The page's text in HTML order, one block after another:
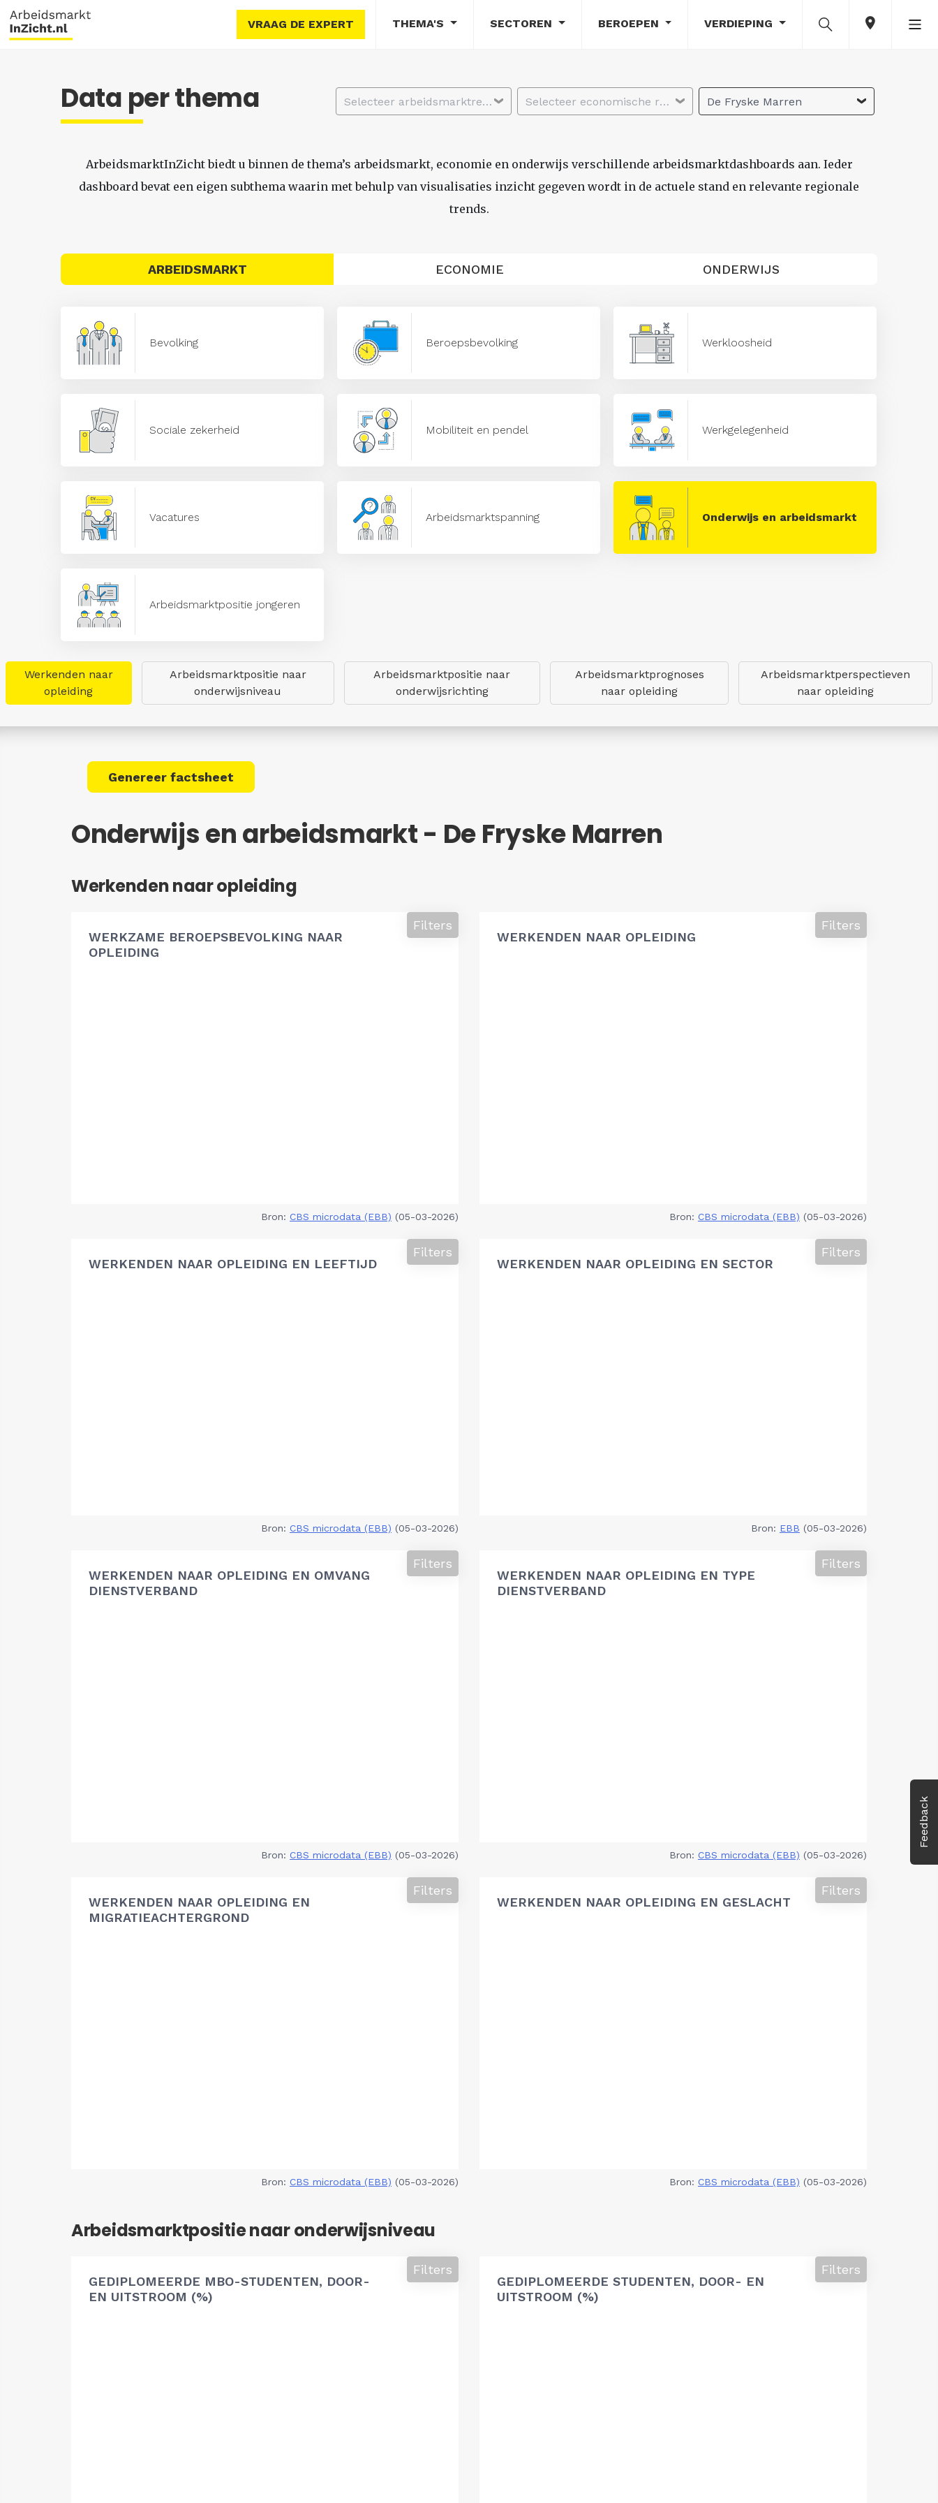
VRAAG DE EXPERT THEMA'S SECTOREN BEROEPEN VERDIEPING
Feedback
Data per thema Selecteer arbeidsmarktregio Selecteer economische regio De Fryske Marren
ArbeidsmarktInZicht biedt u binnen de thema’s arbeidsmarkt, economie en onderwijs verschillende arbeidsmarktdashboards aan. Ieder
dashboard bevat een eigen subthema waarin met behulp van visualisaties inzicht gegeven wordt in de actuele stand en relevante regionale
trends.
ARBEIDSMARKT ECONOMIE ONDERWIJS
Bevolking Beroepsbevolking Werkloosheid
Sociale zekerheid Mobiliteit en pendel Werkgelegenheid
Vacatures Arbeidsmarktspanning Onderwijs en arbeidsmarkt
Arbeidsmarktpositie jongeren
Werkenden naar
opleiding
Arbeidsmarktpositie naar
onderwijsniveau
Arbeidsmarktpositie naar
onderwijsrichting
Arbeidsmarktprognoses
naar opleiding
Arbeidsmarktperspectieven
naar opleiding
Genereer factsheet
Onderwijs en arbeidsmarkt - De Fryske Marren
Werkenden naar opleiding
WERKZAME BEROEPSBEVOLKING NAAR
OPLEIDING
Filters
Bron: CBS microdata (EBB) (05-03-2026)
WERKENDEN NAAR OPLEIDING
Filters
Bron: CBS microdata (EBB) (05-03-2026)
WERKENDEN NAAR OPLEIDING EN LEEFTIJD
Filters
Bron: CBS microdata (EBB) (05-03-2026)
WERKENDEN NAAR OPLEIDING EN SECTOR
Filters
Bron: EBB (05-03-2026)
WERKENDEN NAAR OPLEIDING EN OMVANG
DIENSTVERBAND
Filters
Bron: CBS microdata (EBB) (05-03-2026)
WERKENDEN NAAR OPLEIDING EN TYPE
DIENSTVERBAND
Filters
Bron: CBS microdata (EBB) (05-03-2026)
WERKENDEN NAAR OPLEIDING EN
MIGRATIEACHTERGROND
Filters
Bron: CBS microdata (EBB) (05-03-2026)
WERKENDEN NAAR OPLEIDING EN GESLACHT
Filters
Bron: CBS microdata (EBB) (05-03-2026)
Arbeidsmarktpositie naar onderwijsniveau
GEDIPLOMEERDE MBO-STUDENTEN, DOOR-
EN UITSTROOM (%)
Filters
GEDIPLOMEERDE STUDENTEN, DOOR- EN
UITSTROOM (%)
Filters